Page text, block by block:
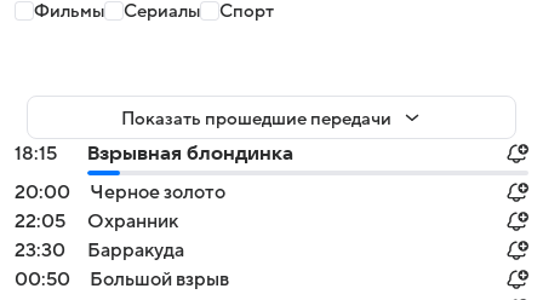
Фильмы Сериалы Спорт
Показать прошедшие передачи
18:15
Взрывная блондинка
20:00
Черное золото
22:05
Охранник
23:30
Барракуда
00:50
Большой взрыв